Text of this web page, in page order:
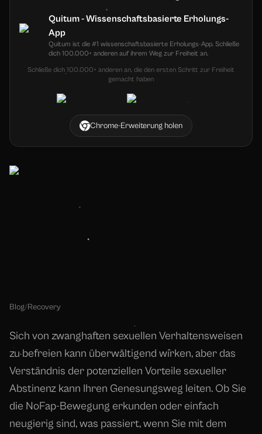
Quitum - Wissenschaftsbasierte Erholungs-
App
Quitum ist die #1 wissenschaftsbasierte Erholungs-App. Schließe
dich 100.000+ anderen auf ihrem Weg zur Freiheit an.
Schließe dich 100.000+ anderen an, die den ersten Schritt zur Freiheit
gemacht haben
Chrome-Erweiterung holen
Blog/Recovery
Sich von zwanghaften sexuellen Verhaltensweisen
zu befreien kann überwältigend wirken, aber das
Verständnis der potenziellen Vorteile sexueller
Abstinenz kann Ihren Genesungsweg leiten. Ob Sie
die NoFap-Bewegung erkunden oder einfach
neugierig sind, was passiert, wenn Sie mit dem